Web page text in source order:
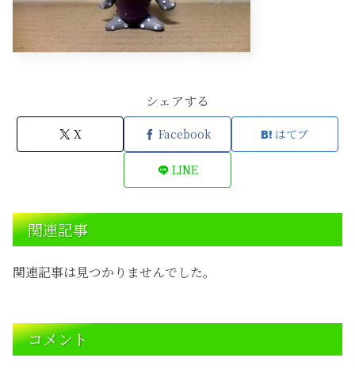
シェアする
X Facebook はてブ
LINE
関連記事
関連記事は見つかりませんでした。
コメント